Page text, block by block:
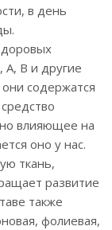
в день
А, В и другие
содержатся
влияющее на
оно у нас.
ткань,
развитие
также
фолиевая,